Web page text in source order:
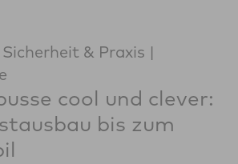
Sicherheit & Praxis
cool und clever:
bis zum